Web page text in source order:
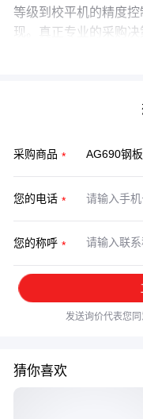
等级到校平机的精度
现。真正专业的采购
采购商品
您的电话
您的称呼
发送询价代表您同
猜你喜欢